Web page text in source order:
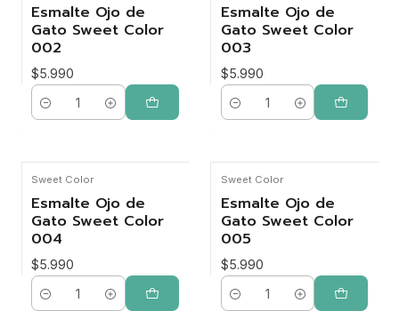
Esmalte Ojo de
Gato Sweet Color
002
$5.990
Cantidad
Esmalte Ojo de
Gato Sweet Color
003
$5.990
Cantidad
Sweet Color
Esmalte Ojo de
Gato Sweet Color
004
$5.990
Cantidad
Sweet Color
Esmalte Ojo de
Gato Sweet Color
005
$5.990
Cantidad